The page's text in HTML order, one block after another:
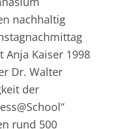
nachhaltig
Kaiser 1998
Dr. Walter
der
rund 500